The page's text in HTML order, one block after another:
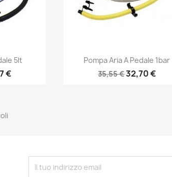
5lt
€
Anteprima
Pompa Aria A Pedale 1bar
35,55 €32,70 €